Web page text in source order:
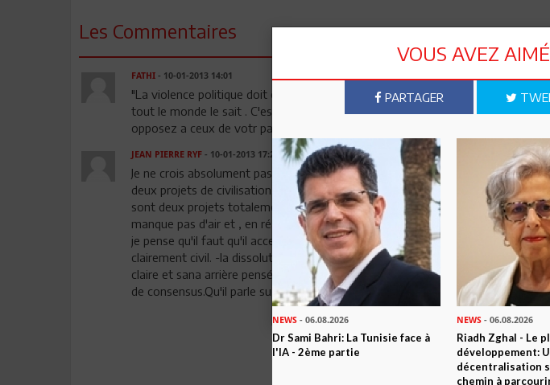
Les Commentaires
FATHI- 10-01-2013 14:01
"La violence politique doit être bannie et le consensus est la chose la plus
tout le monde le sait . C'est votre parti qui seme la violence. Si vous etes
opposez a ceux de votr parti qui appelle a la violence.
JEAN PIERRE RYF- 10-01-2013 17:21
Je ne crois absolument pas au fameux "consensus" lorsque l'on est , comme
deux projets de civilisation. La société que veulent les islamistes et celle que
sont deux projets totalement incompatibles. Quant à l'absence de violence ce
manque pas d'air et , en réalité , il se fiche du monde..S'il veut vraiment un
je pense qu'il faut qu'il accepte quelques principes de manière clair et sana
clairement civil. -la dissolution immédiate des ligues dites de protection de la
claire et sana arrière pensée aux droits de l'homme qui sont des droits
de consensus.Qu'il parle sur ces points. On attend avec intérêt.
VOUS AVEZ
PARTAGER
NEWS - 06.08.2026
Dr Sami Bahri: La Tunisie face à
l'IA - 2ème partie
NEWS - 06.08.2026
Riadh Zghal - Le
développement:
décentralisation
chemin à